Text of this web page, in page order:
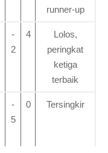
runner-up
-
2
4
Lolos,
peringkat
ketiga
terbaik
-
5
0 Tersingkir